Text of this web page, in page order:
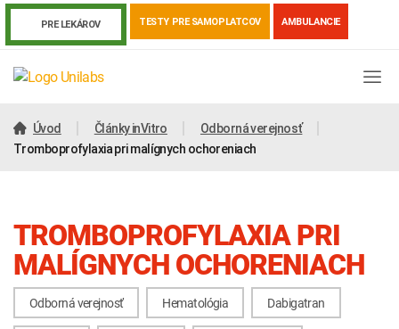
PRE LEKÁROV TESTY PRE SAMOPLATCOV AMBULANCIE
Úvod Články inVitro
Odborná verejnosť
Tromboprofylaxia pri malígnych ochoreniach
TROMBOPROFYLAXIA PRI
MALÍGNYCH OCHORENIACH
Odborná verejnosť Hematológia Dabigatran